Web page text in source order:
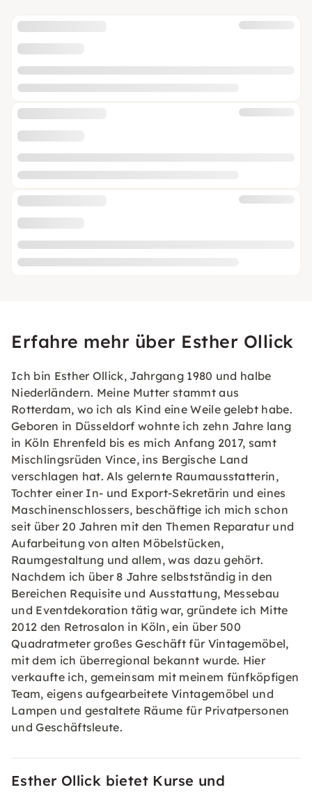
Erfahre mehr über Esther Ollick
Ich bin Esther Ollick, Jahrgang 1980 und halbe
Niederländern. Meine Mutter stammt aus
Rotterdam, wo ich als Kind eine Weile gelebt habe.
Geboren in Düsseldorf wohnte ich zehn Jahre lang
in Köln Ehrenfeld bis es mich Anfang 2017, samt
Mischlingsrüden Vince, ins Bergische Land
verschlagen hat. Als gelernte Raumausstatterin,
Tochter einer In- und Export-Sekretärin und eines
Maschinenschlossers, beschäftige ich mich schon
seit über 20 Jahren mit den Themen Reparatur und
Aufarbeitung von alten Möbelstücken,
Raumgestaltung und allem, was dazu gehört.
Nachdem ich über 8 Jahre selbstständig in den
Bereichen Requisite und Ausstattung, Messebau
und Eventdekoration tätig war, gründete ich Mitte
2012 den Retrosalon in Köln, ein über 500
Quadratmeter großes Geschäft für Vintagemöbel,
mit dem ich überregional bekannt wurde. Hier
verkaufte ich, gemeinsam mit meinem fünfköpfigen
Team, eigens aufgearbeitete Vintagemöbel und
Lampen und gestaltete Räume für Privatpersonen
und Geschäftsleute.
Esther Ollick bietet Kurse und